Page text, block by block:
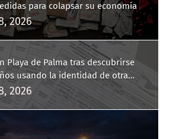
para colapsar su economía
2026
Playa de Palma tras descubrirse
usando la identidad de otra
2026